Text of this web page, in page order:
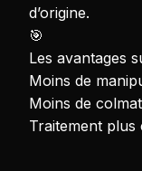
d’origine.
🎯
Les avantages
Moins de
Moins de
Traitement plus